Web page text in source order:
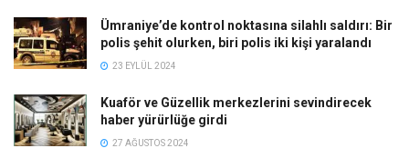
Ümraniye’de kontrol noktasına silahlı saldırı: Bir
polis şehit olurken, biri polis iki kişi yaralandı
23 EYLÜL 2024
Kuaför ve Güzellik merkezlerini sevindirecek
haber yürürlüğe girdi
27 AĞUSTOS 2024